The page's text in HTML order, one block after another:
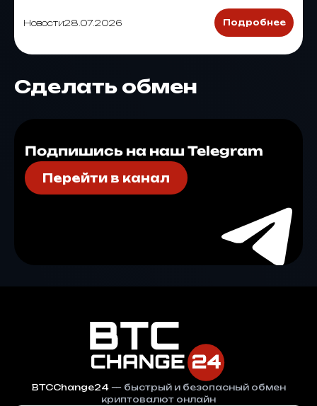
Новости28.07.2026 Подробнее
Сделать обмен
Подпишись на наш Telegram
Перейти в канал
BTCChange24— быстрый и безопасный обмен
криптовалют онлайн